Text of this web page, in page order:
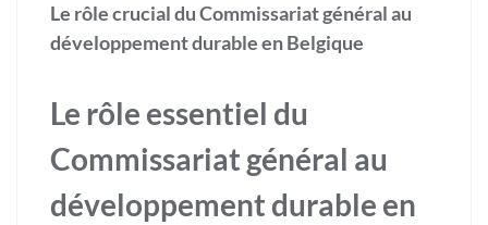
Le rôle crucial du Commissariat général au
développement durable en Belgique
Le rôle essentiel du
Commissariat général au
développement durable en